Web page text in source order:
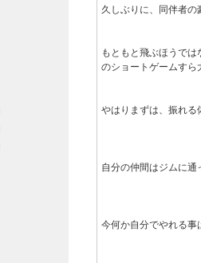
久しぶりに、同伴者の
もともと飛ぶほうで
のショートゲームすら
やはりまずは、振れる
自分の仲間はジムに通
今何か自分でやれる事